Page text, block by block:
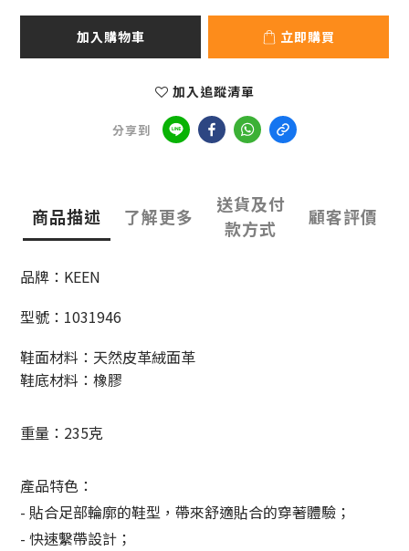
加入購物車 立即購買
加入追蹤清單
分享到
商品描述 了解更多
送貨及付
款方式
顧客評價
品牌：KEEN
型號：1031946
鞋面材料：天然皮革絨面革
鞋底材料：橡膠
重量：235克
產品特色：
- 貼合足部輪廓的鞋型，帶來舒適貼合的穿著體驗；
- 快速繫帶設計；